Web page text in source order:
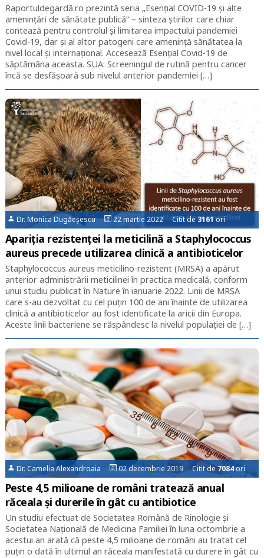
Raportuldegardă.ro prezintă seria „Esențial COVID-19 și alte
amenințări de sănătate publică” – sinteza știrilor care chiar
contează pentru controlul și limitarea impactului pandemiei
Covid-19, dar și al altor patogeni care amenință sănătatea la
nivel local și internațional. Accesează Esențial Covid-19 de
săptămâna aceasta. SUA: Screeningul de rutină pentru cancer
încă se desfășoară sub nivelul anterior pandemiei […]
Dr. Monica Dugăeșescu 22 martie 2022 Citit de3161ori
Apariţia rezistenţei la meticilină a Staphylococcus
aureus precede utilizarea clinică a antibioticelor
Staphylococcus aureus meticilino-rezistent (MRSA) a apărut
anterior administrării meticilinei în practica medicală, conform
unui studiu publicat în Nature în ianuarie 2022. Linii de MRSA
care s-au dezvoltat cu cel puţin 100 de ani înainte de utilizarea
clinică a antibioticelor au fost identificate la aricii din Europa.
Aceste linii bacteriene se răspândesc la nivelul populaţiei de […]
Dr. Camelia Alexandroaia 02 decembrie 2019 Citit de7084ori
Peste 4,5 milioane de români tratează anual
răceala și durerile în gât cu antibiotice
Un studiu efectuat de Societatea Română de Rinologie și
Societatea Națională de Medicina Familiei în luna octombrie a
acestui an arată că peste 4,5 milioane de români au tratat cel
puțin o dată în ultimul an răceala manifestată cu durere în gât cu